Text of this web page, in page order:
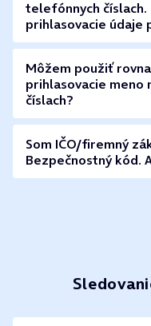
telefónnych
prihlasovacie
číslo?
Môžem použiť
prihlasovacie meno
číslach?
Som IČO/firemný
Bezpečnostný kód.